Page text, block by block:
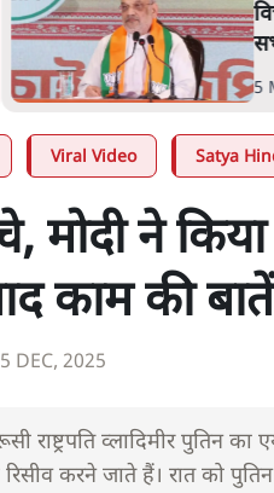
7
Viral Video Satya
मोदी ने
काम की
5 DEC, 2025
रूसी राष्ट्रपति व्लादिमीर पुतिन
रिसीव करने जाते हैं। रात को